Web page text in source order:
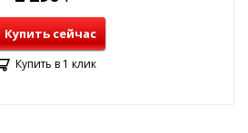
Купить сейчас
Купить в 1 клик